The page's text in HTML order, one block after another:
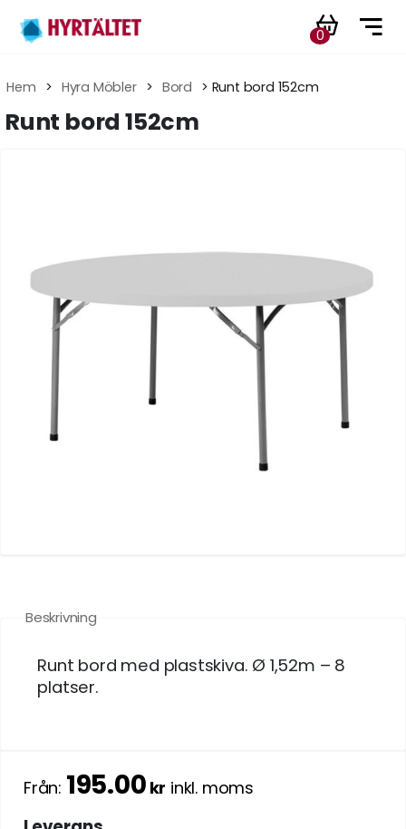
0
Hem > Hyra Möbler > Bord > Runt bord 152cm
Runt bord 152cm
Beskrivning
Runt bord med plastskiva. Ø 1,52m – 8
platser.
Från: 195.00 kr inkl. moms